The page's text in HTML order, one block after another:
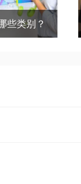
些类别？